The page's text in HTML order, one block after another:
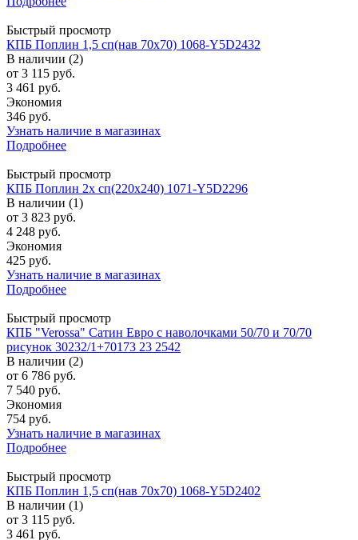
Быстрый просмотр
КПБ Поплин 1,5 сп(нав 70х70) 1068-Y5D2432
В наличии (2)
от 3 115 руб.
3 461 руб.
Экономия
346 руб.
Узнать наличие в магазинах
Подробнее
Быстрый просмотр
КПБ Поплин 2х сп(220х240) 1071-Y5D2296
В наличии (1)
от 3 823 руб.
4 248 руб.
Экономия
425 руб.
Узнать наличие в магазинах
Подробнее
Быстрый просмотр
КПБ "Verossa" Сатин Евро с наволочками 50/70 и 70/70
рисунок 30232/1+70173 23 2542
В наличии (2)
от 6 786 руб.
7 540 руб.
Экономия
754 руб.
Узнать наличие в магазинах
Подробнее
Быстрый просмотр
КПБ Поплин 1,5 сп(нав 70х70) 1068-Y5D2402
В наличии (1)
от 3 115 руб.
3 461 руб.